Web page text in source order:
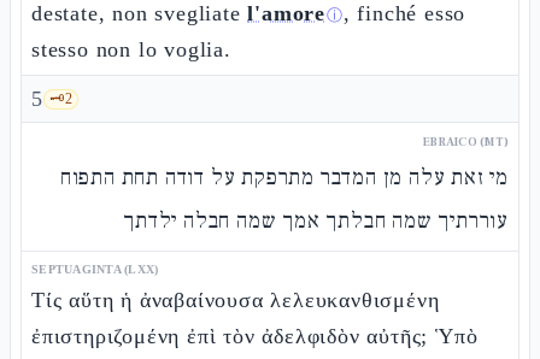
destate, non svegliatel'amoreⓘ, finché esso
stesso non lo voglia.
5 🗝️2
EBRAICO (MT)
מי זאת עלה מן המדבר מתרפקת על דודה תחת התפוח
עוררתיך שמה חבלתך אמך שמה חבלה ילדתך
SEPTUAGINTA (LXX)
Τίς αὕτη ἡ ἀναβαίνουσα λελευκανθισμένη
ἐπιστηριζομένη ἐπὶ τὸν ἀδελφιδὸν αὐτῆς; Ὑπὸ